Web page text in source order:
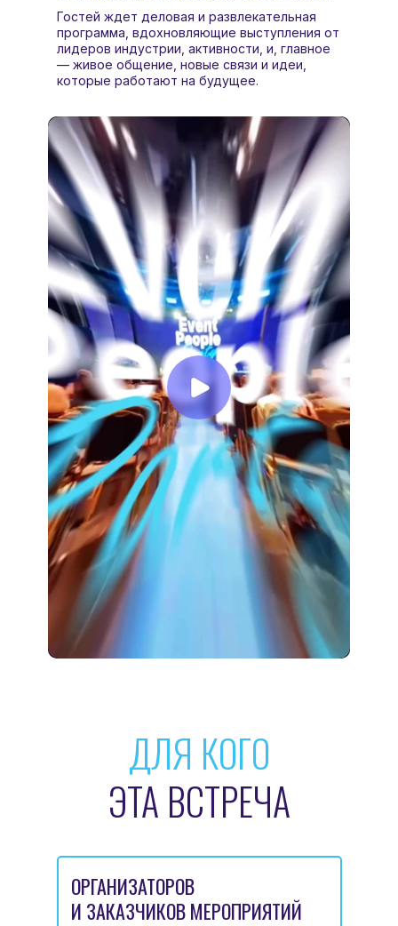
Гостей ждет деловая и развлекательная
программа, вдохновляющие выступления от
лидеров индустрии, активности, и, главное
— живое общение, новые связи и идеи,
которые работают на будущее.
ОРГАНИЗАТОРОВ
И ЗАКАЗЧИКОВ МЕРОПРИЯТИЙ
ДЛЯ КОГО
ЭТА ВСТРЕЧА